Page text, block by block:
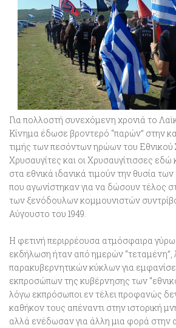
Για πολλοστή συνεχόμενη χρονιά το
Κίνημα έδωσε βροντερό “παρών” στην
τιμής των πεσόντων ηρώων του Εθνικού
Χρυσαυγίτες και οι Χρυσαυγίτισσες εδώ
στα εθνικά ιδανικά τιμούν την θυσία
που αγωνίστηκαν για να δώσουν τέλος
των ξενόδουλων κομμουνιστών
Αύγουστο του 1949.
Η φετινή περιρρέουσα ατμόσφαιρα
εκδήλωση ήταν από ημερών “τεταμένη”,
παρακυβερνητικών κύκλων για
εκπροσώπων της κυβέρνησης των
λόγω εκπρόσωποι εν τέλει προφανώς
καθήκον τους απέναντι στην ιστορική
αλλά ενέδωσαν για άλλη μια φορά στην